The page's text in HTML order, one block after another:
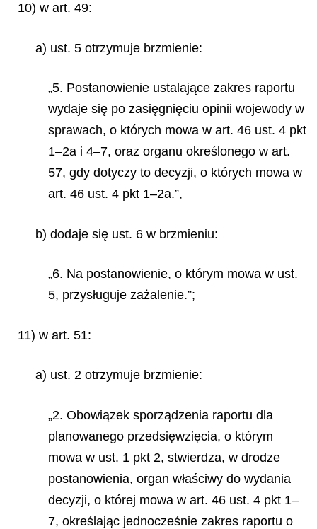
10) w art. 49:
a) ust. 5 otrzymuje brzmienie:
„5. Postanowienie ustalające zakres raportu
wydaje się po zasięgnięciu opinii wojewody w
sprawach, o których mowa w art. 46 ust. 4 pkt
1–2a i 4–7, oraz organu określonego w art.
57, gdy dotyczy to decyzji, o których mowa w
art. 46 ust. 4 pkt 1–2a.”,
b) dodaje się ust. 6 w brzmieniu:
„6. Na postanowienie, o którym mowa w ust.
5, przysługuje zażalenie.”;
11) w art. 51:
a) ust. 2 otrzymuje brzmienie:
„2. Obowiązek sporządzenia raportu dla
planowanego przedsięwzięcia, o którym
mowa w ust. 1 pkt 2, stwierdza, w drodze
postanowienia, organ właściwy do wydania
decyzji, o której mowa w art. 46 ust. 4 pkt 1–
7, określając jednocześnie zakres raportu o